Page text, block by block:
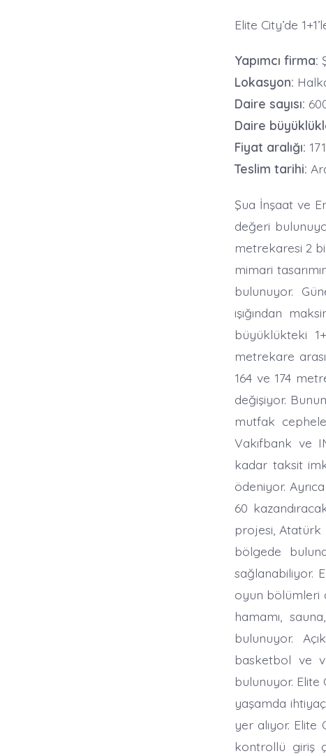
Elite City’de
Yapımcı firma:
Lokasyon:
Daire sayısı:
Daire
Fiyat aralığı:
Teslim tarihi:
Şua İnşaat ve
değeri
metrekaresi 2
mimari
bulunuyor.
ışığından
büyüklükteki
metrekare
164 ve 174
değişiyor.
mutfak
Vakıfbank ve
kadar taksit
ödeniyor.
60
projesi, Atatürk
bölgede
sağlanabiliyor.
oyun bölümleri
hamamı,
bulunuyor.
basketbol ve
bulunuyor.
yaşamda
yer alıyor. Elite
kontrollü giriş